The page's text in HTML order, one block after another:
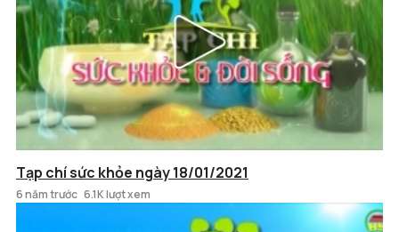
Tạp chí sức khỏe ngày 18/01/2021
6 năm trước 6.1K lượt xem